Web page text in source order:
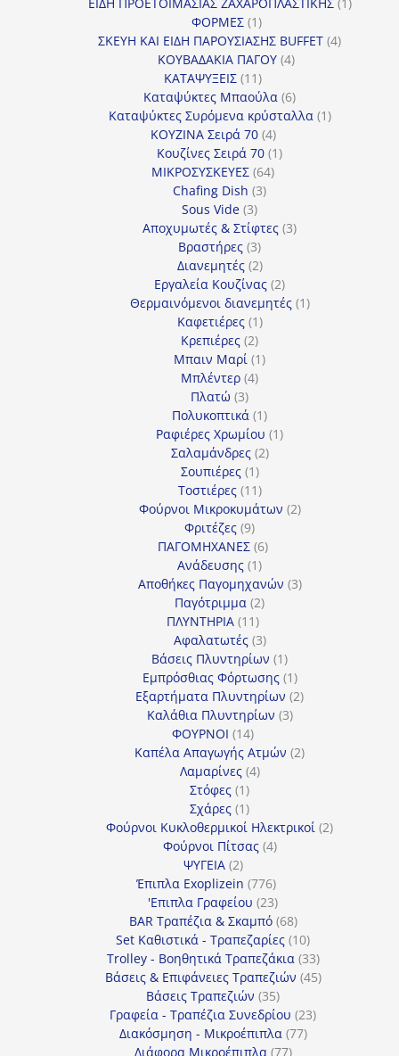
ΕΙΔΗ ΠΡΟΕΤΟΙΜΑΣΙΑΣ ΖΑΧΑΡΟΠΛΑΣΤΙΚΗΣ 1
ΦΟΡΜΕΣ 11
προϊόν
ΣΚΕΥΗ ΚΑΙ ΕΙΔΗ ΠΑΡΟΥΣΙΑΣΗΣ BUFFET 44
ΚΟΥΒΑΔΑΚΙΑ ΠΑΓΟΥ 44
ΚΑΤΑΨΥΞΕΙΣ 1111
προϊόντα
Καταψύκτες Μπαούλα 66
προϊόντα
Καταψύκτες Συρόμενα κρύσταλλα 11
ΚΟΥΖΙΝΑ Σειρά 70 44
προϊόντα
Κουζίνες Σειρά 70 11
ΜΙΚΡΟΣΥΣΚΕΥΕΣ 6464
Chafing Dish 33
Sous Vide 33
προϊόντα
Αποχυμωτές & Στίφτες 33
Βραστήρες 33
προϊόντα
Διανεμητές 22
προϊόντα
Εργαλεία Κουζίνας 22
προϊόντα
Θερμαινόμενοι διανεμητές 11
Καφετιέρες 11
προϊόν
Κρεπιέρες 22
προϊόντα
Μπαιν Μαρί 11
Μπλέντερ 44
Πλατώ 33
προϊόντα
Πολυκοπτικά 11
προϊόν
Ραφιέρες Χρωμίου 11
Σαλαμάνδρες 22
Σουπιέρες 11
προϊόν
Τοστιέρες 1111
προϊόντα
Φούρνοι Μικροκυμάτων 22
Φριτέζες 99
προϊόντα
ΠΑΓΟΜΗΧΑΝΕΣ 66
Ανάδευσης 11
προϊόν
Αποθήκες Παγομηχανών 33
Παγότριμμα 22
ΠΛΥΝΤΗΡΙΑ 1111
προϊόντα
Αφαλατωτές 33
προϊόντα
Βάσεις Πλυντηρίων 11
προϊόν
Εμπρόσθιας Φόρτωσης 11
προϊόν
Εξαρτήματα Πλυντηρίων 22
Καλάθια Πλυντηρίων 33
ΦΟΥΡΝΟΙ 1414
προϊόντα
Καπέλα Απαγωγής Ατμών 22
Λαμαρίνες 44
Στόφες 11
προϊόν
Σχάρες 11
προϊόν
Φούρνοι Κυκλοθερμικοί Ηλεκτρικοί 22
Φούρνοι Πίτσας 44
ΨΥΓΕΙΑ 22
προϊόντα
Έπιπλα Exoplizein 776776
προϊόντα
'Επιπλα Γραφείου 2323
προϊόντα
BAR Τραπέζια & Σκαμπό 6868
προϊόντα
Set Καθιστικά - Τραπεζαρίες 1010
προϊόντα
Trolley - Βοηθητικά Τραπεζάκια 3333
προϊόντα
Βάσεις & Επιφάνειες Τραπεζιών 4545
Βάσεις Τραπεζιών 3535
προϊόντα
Γραφεία - Τραπέζια Συνεδρίου 2323
Διακόσμηση - Μικροέπιπλα 7777
Διάφορα Μικροέπιπλα 7777